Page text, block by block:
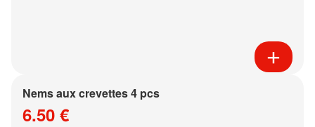
Nems aux crevettes 4 pcs
6.50 €